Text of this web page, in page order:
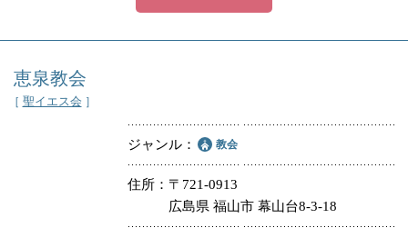
恵泉教会
［ 聖イエス会 ］
ジャンル 教会
住所
〒721-0913
広島県 福山市 幕山台8-3-18